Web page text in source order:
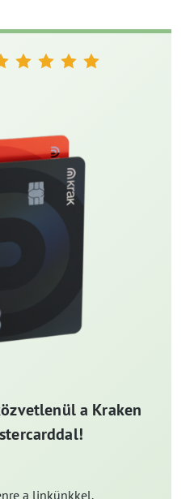
a Kraken
a linkünkkel.